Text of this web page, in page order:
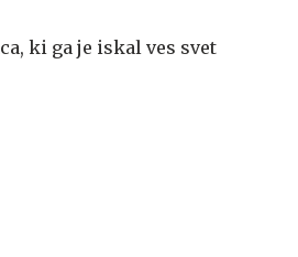
ki ga je iskal ves svet